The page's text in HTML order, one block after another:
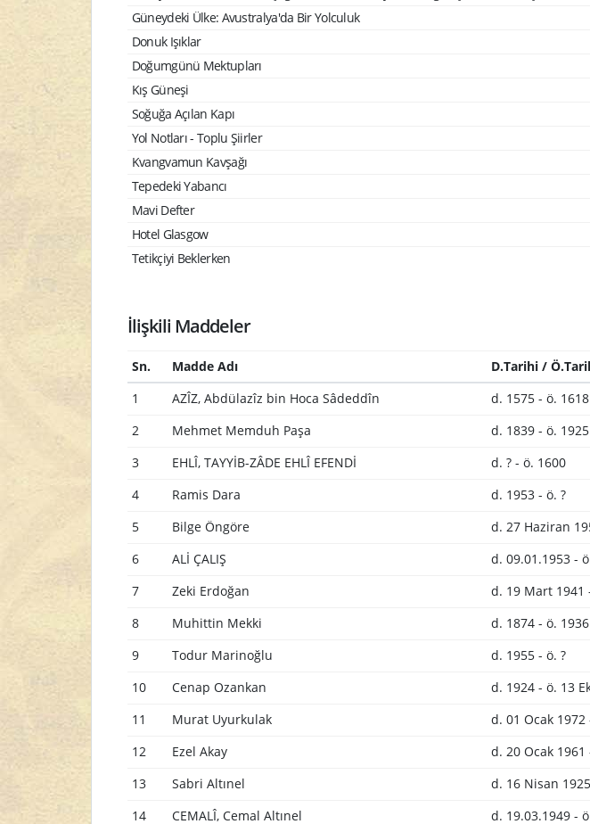
Güneydeki Ülke: Avustralya'da Bir Yolculuk
Donuk Işıklar
Doğumgünü Mektupları
Kış Güneşi
Soğuğa Açılan Kapı
Yol Notları - Toplu Şiirler
Kvangvamun Kavşağı
Tepedeki Yabancı
Mavi Defter
Hotel Glasgow
Tetikçiyi Beklerken
İlişkili Maddeler
Sn. Madde Adı D.Tarihi /
1
AZÎZ, Abdülazîz bin Hoca Sâdeddîn d. 1575 - ö. 1618
2 Mehmet Memduh Paşa d. 1839 - ö. 1925
3 EHLÎ, TAYYİB-ZÂDE EHLÎ EFENDİ d. ? - ö. 1600
4 Ramis Dara d. 1953 - ö. ?
5 Bilge Öngöre d. 27 Haziran
6 ALİ ÇALIŞ d. 09.01.1953 -
7 Zeki Erdoğan d. 19 Mart 1941
8 Muhittin Mekki d. 1874 - ö. 1936
9 Todur Marinoğlu d. 1955 - ö. ?
10 Cenap Ozankan d. 1924 - ö. 13
11 Murat Uyurkulak d. 01 Ocak 1972
12 Ezel Akay d. 20 Ocak 1961
13 Sabri Altınel d. 16 Nisan
14 CEMALÎ, Cemal Altınel d. 19.03.1949 -